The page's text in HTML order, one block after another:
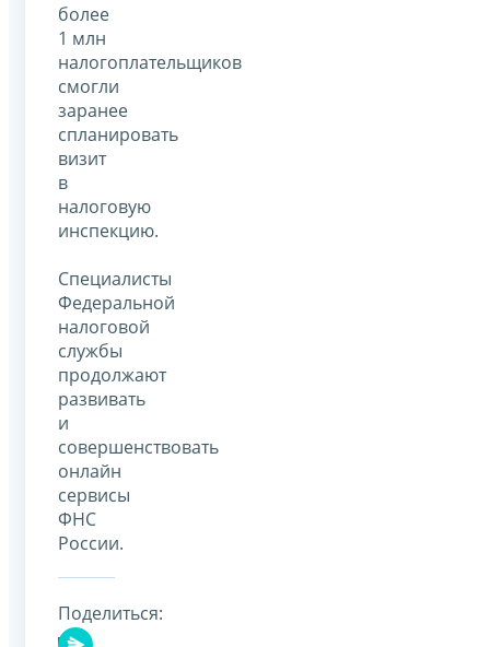
более
1 млн
налогоплательщиков
смогли
заранее
спланировать
визит
в
налоговую
инспекцию.
Специалисты
Федеральной
налоговой
службы
продолжают
развивать
и
совершенствовать
онлайн
сервисы
ФНС
России.
Поделиться: